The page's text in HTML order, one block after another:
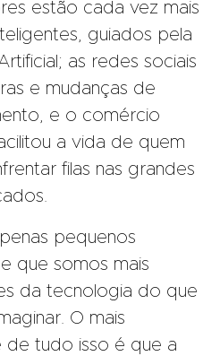
estão cada vez mais
guiados pela
as redes sociais
e mudanças de
e o comércio
a vida de quem
filas nas grandes
pequenos
que somos mais
da tecnologia do que
O mais
de tudo isso é que a